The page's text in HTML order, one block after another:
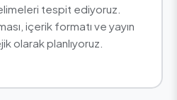
tespit ediyoruz.
içerik formatı ve yayın
olarak planlıyoruz.